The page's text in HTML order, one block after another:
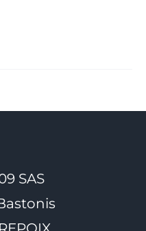
SAS